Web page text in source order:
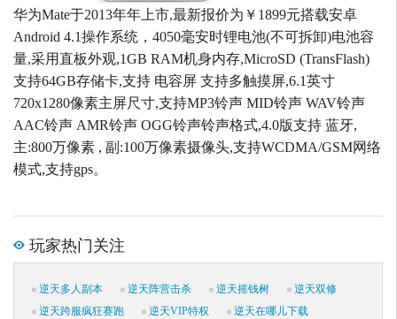
华为Mate于2013年年上市,最新报价为￥1899元搭载安卓
Android 4.1操作系统，4050毫安时锂电池(不可拆卸)电池容
量,采用直板外观,1GB RAM机身内存,MicroSD (TransFlash)
支持64GB存储卡,支持 电容屏 支持多触摸屏,6.1英寸
720x1280像素主屏尺寸,支持MP3铃声 MID铃声 WAV铃声
AAC铃声 AMR铃声 OGG铃声铃声格式,4.0版支持 蓝牙,
主:800万像素 , 副:100万像素摄像头,支持WCDMA/GSM网络
模式,支持gps。
玩家热门关注
逆天多人副本 逆天阵营击杀 逆天摇钱树
逆天双修
逆天跨服疯狂赛跑
逆天VIP特权
逆天在哪儿下载